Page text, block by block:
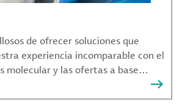
de ofrecer soluciones que
experiencia incomparable con el
molecular y las ofertas a base
muchos de los desafíos más
clientes.